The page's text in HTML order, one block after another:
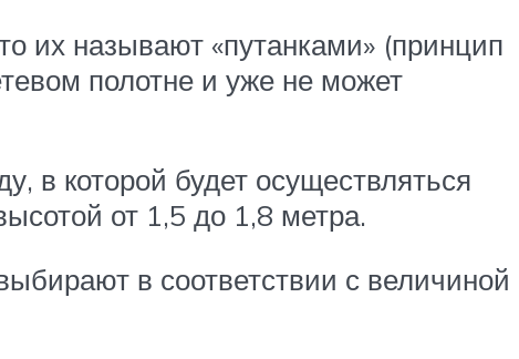
их называют «путанками» (принцип
полотне и уже не может
в которой будет осуществляться
от 1,5 до 1,8 метра.
в соответствии с величиной